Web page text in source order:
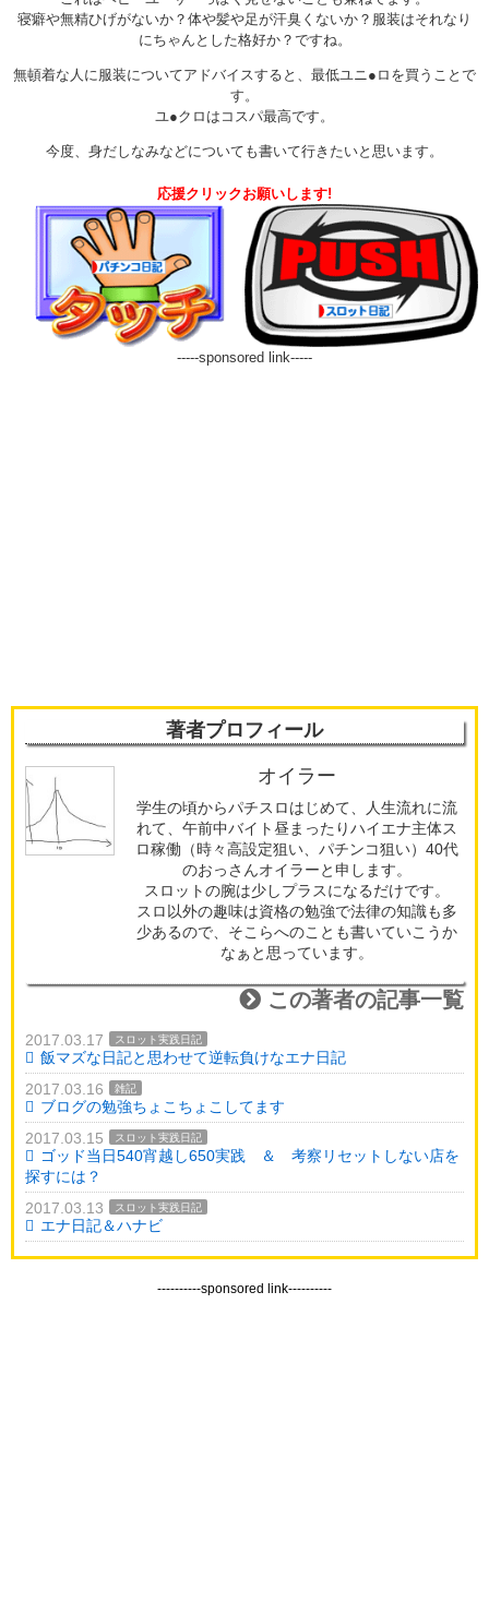
寝癖や無精ひげがないか？体や髪や足が汗臭くないか？服装はそれなり
にちゃんとした格好か？ですね。
無頓着な人に服装についてアドバイスすると、最低ユニ●ロを買うことで
す。
ユ●クロはコスパ最高です。
今度、身だしなみなどについても書いて行きたいと思います。
応援クリックお願いします!
-----sponsored link-----
著者プロフィール
オイラー
学生の頃からパチスロはじめて、人生流れに流
れて、午前中バイト昼まったりハイエナ主体ス
ロ稼働（時々高設定狙い、パチンコ狙い）40代
のおっさんオイラーと申します。
スロットの腕は少しプラスになるだけです。
スロ以外の趣味は資格の勉強で法律の知識も多
少あるので、そこらへのことも書いていこうか
なぁと思っています。
この著者の記事一覧
2017.03.17 スロット実践日記
飯マズな日記と思わせて逆転負けなエナ日記
2017.03.16
雑記
ブログの勉強ちょこちょこしてます
2017.03.15
スロット実践日記
ゴッド当日540宵越し650実践 ＆ 考察リセットしない店を
探すには？
2017.03.13
スロット実践日記
エナ日記＆ハナビ
----------sponsored link----------